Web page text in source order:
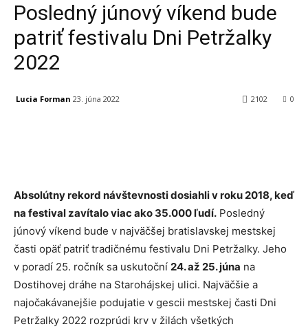
Posledný júnový víkend bude
patriť festivalu Dni Petržalky
2022
Lucia Forman 23. júna 2022 0
2102
Absolútny rekord návštevnosti dosiahli v roku 2018, keď
na festival zavítalo viac ako 35.000 ľudí. Posledný
júnový víkend bude v najväčšej bratislavskej mestskej
časti opäť patriť tradičnému festivalu Dni Petržalky. Jeho
v poradí 25. ročník sa uskutoční 24. až 25. júna na
Dostihovej dráhe na Starohájskej ulici. Najväčšie a
najočakávanejšie podujatie v gescii mestskej časti Dni
Petržalky 2022 rozprúdi krv v žilách všetkých